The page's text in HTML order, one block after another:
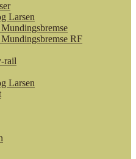
Larsen
RF
rail
Larsen